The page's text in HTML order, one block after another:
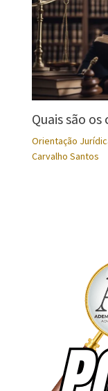
Quais são
Orientação
Carvalho Santos